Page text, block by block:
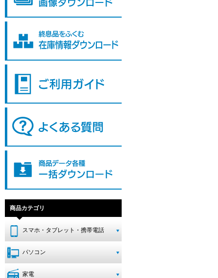
商品カテゴリ
スマホ・タブレット・携帯電話
パソコン
家電